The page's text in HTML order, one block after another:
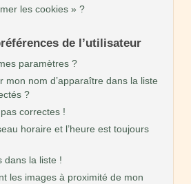
les cookies » ?
de l’utilisateur
paramètres ?
mon nom d’apparaître dans la liste
?
correctes !
horaire et l’heure est toujours
dans la liste !
les images à proximité de mon